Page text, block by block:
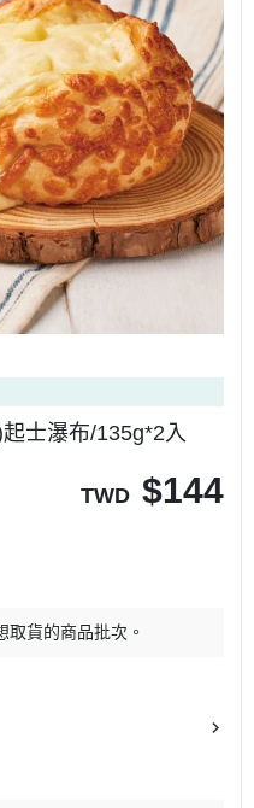
士瀑布/135g*2入
TWD $144
貨的商品批次。